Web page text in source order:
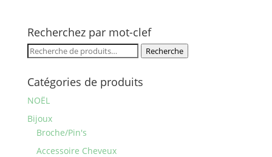
Recherchez par mot-clef
Recherche
Recherche
Catégories de produits
NOËL
Bijoux
Broche/Pin's
Accessoire Cheveux